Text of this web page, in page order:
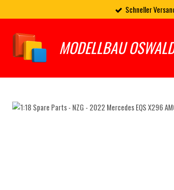
Hauptinhalt
springen
Schneller
MODELLBAU